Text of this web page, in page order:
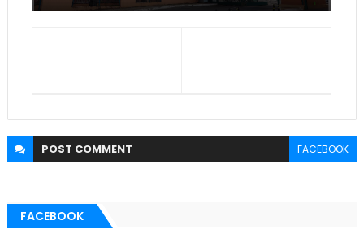
POST COMMENT FACEBOOK
FACEBOOK